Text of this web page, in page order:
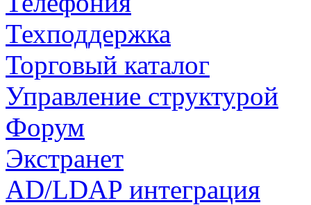
Техподдержка
Торговый каталог
Управление структурой
Форум
Экстранет
AD/LDAP интеграция